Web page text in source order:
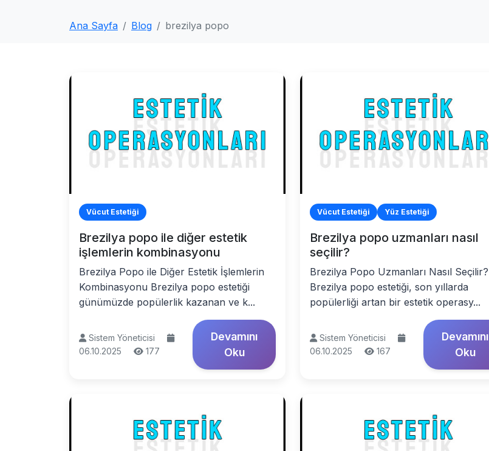
Ana Sayfa Blog brezilya popo
Vücut Estetiği
Brezilya popo ile diğer estetik
işlemlerin kombinasyonu
Brezilya Popo ile Diğer Estetik İşlemlerin
Kombinasyonu Brezilya popo estetiği
günümüzde popülerlik kazanan ve k...
Sistem Yöneticisi
06.10.2025
177
Devamını
Oku
Vücut Estetiği Yüz Estetiği
Brezilya popo uzmanları nasıl
seçilir?
Brezilya Popo Uzmanları Nasıl Seçilir?
Brezilya popo estetiği, son yıllarda
popülerliği artan bir estetik operasy...
Sistem Yöneticisi
06.10.2025
167
Devamını
Oku